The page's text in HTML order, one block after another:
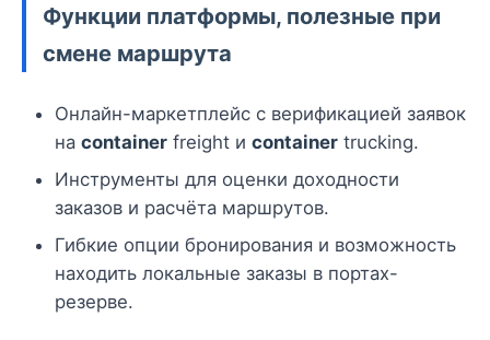
Функции платформы, полезные при
смене маршрута
Онлайн-маркетплейс с верификацией заявок
на container freight и container trucking.
Инструменты для оценки доходности
заказов и расчёта маршрутов.
Гибкие опции бронирования и возможность
находить локальные заказы в портах-
резерве.